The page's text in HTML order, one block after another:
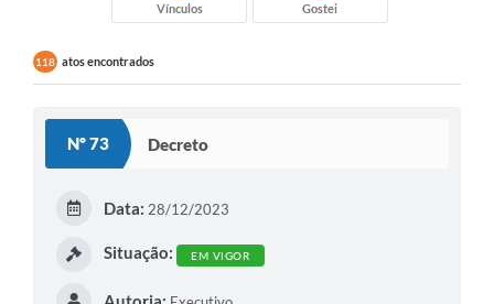
Vínculos Gostei
118 atos encontrados
Nº 73 Decreto
Data: 28/12/2023
Situação: EM VIGOR